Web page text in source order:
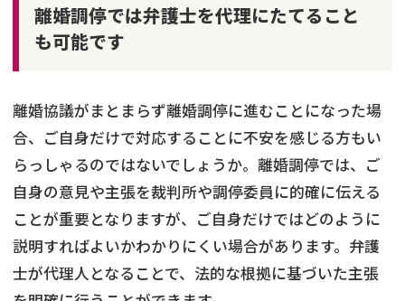
離婚調停では弁護士を代理にたてること
も可能です
離婚協議がまとまらず離婚調停に進むことになった場
合、ご自身だけで対応することに不安を感じる方もい
らっしゃるのではないでしょうか。離婚調停では、ご
自身の意見や主張を裁判所や調停委員に的確に伝える
ことが重要となりますが、ご自身だけではどのように
説明すればよいかわかりにくい場合があります。弁護
士が代理人となることで、法的な根拠に基づいた主張